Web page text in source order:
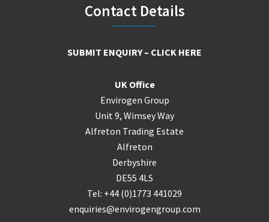
Contact Details
SUBMIT ENQUIRY – CLICK HERE
UK Office
Envirogen Group
Unit 9, Wimsey Way
Alfreton Trading Estate
Alfreton
Derbyshire
DE55 4LS
Tel: +44 (0)1773 441029
enquiries@envirogengroup.com